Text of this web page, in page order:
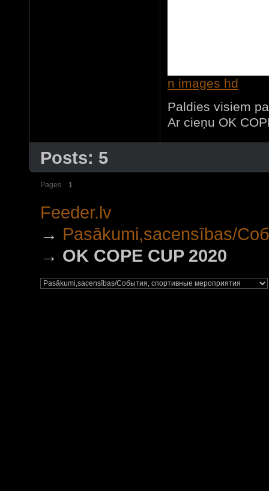
n images hd
Paldies visiem
Ar cieņu OK
Posts: 5
Pages 1
Feeder.lv
→ Pasākumi,sacensības/
→ OK COPE CUP 2020